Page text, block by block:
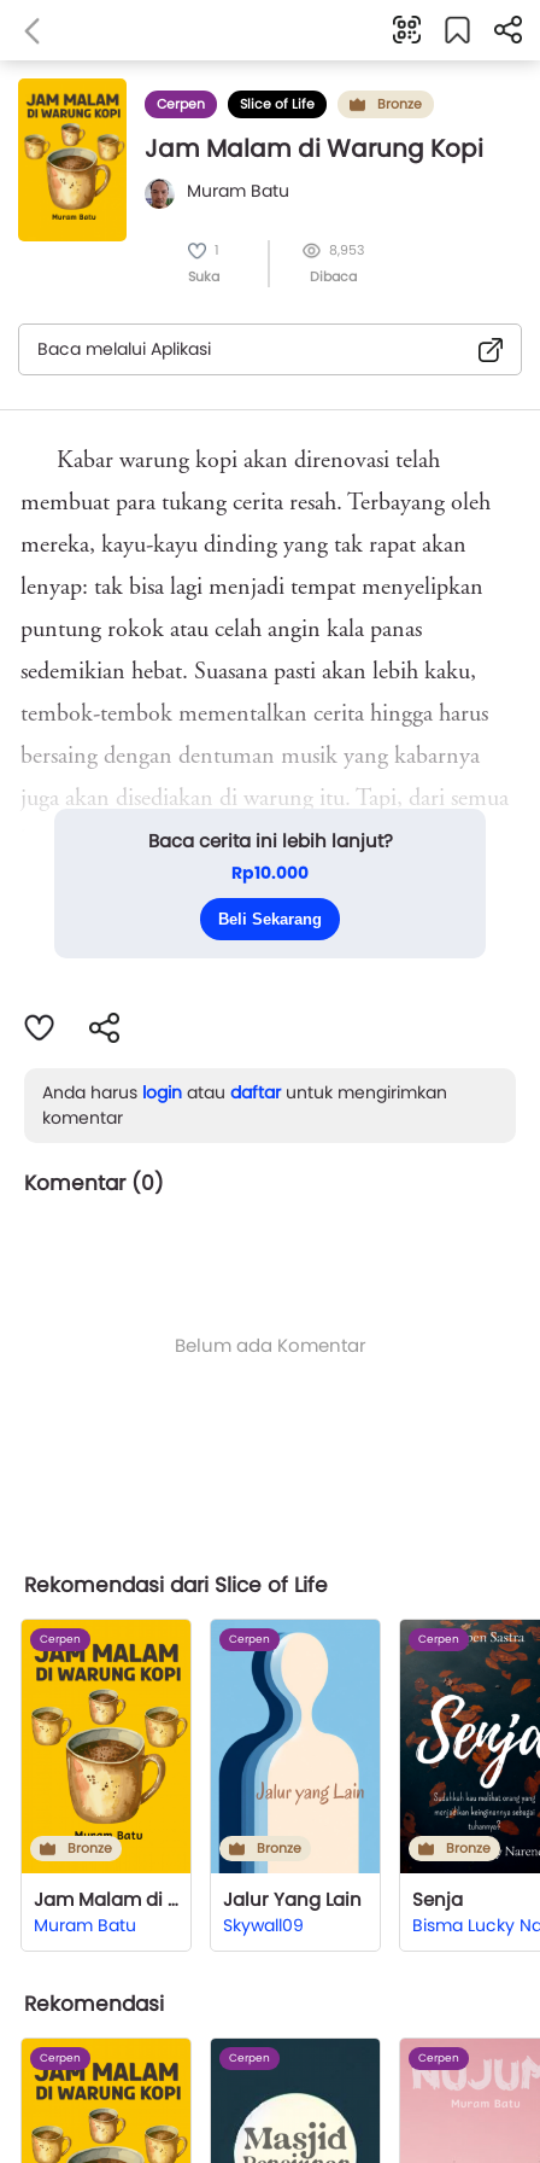
Cerpen Slice of Life Bronze
Jam Malam di Warung Kopi
Muram Batu
1
Suka
8,953
Dibaca
Baca melalui Aplikasi
Kabar warung kopi akan direnovasi telah
membuat para tukang cerita resah. Terbayang oleh
mereka, kayu-kayu dinding yang tak rapat akan
lenyap: tak bisa lagi menjadi tempat menyelipkan
puntung rokok atau celah angin kala panas
sedemikian hebat. Suasana pasti akan lebih kaku,
tembok-tembok mementalkan cerita hingga harus
bersaing dengan dentuman musik yang kabarnya
juga akan disediakan di warung itu. Tapi, dari semua
keresahan tersebut, ada satu hal yang membuat
mereka bergidik yakni, jam malam!
“Kurasa ...,” bunyi suara seora...
Baca cerita ini lebih lanjut?
Rp10.000
Beli Sekarang
Anda harus login atau daftaruntuk mengirimkan
komentar
Komentar (0)
Belum ada Komentar
Rekomendasi dari Slice of Life
Cerpen
Bronze
Jam Malam di Warung Kopi
Muram Batu
Cerpen
Bronze
Jalur Yang Lain
Skywall09
Cerpen
Bronze
Senja
Rekomendasi
Cerpen Cerpen Cerpen